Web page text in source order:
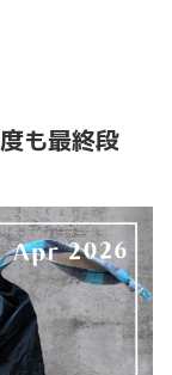
も最終段